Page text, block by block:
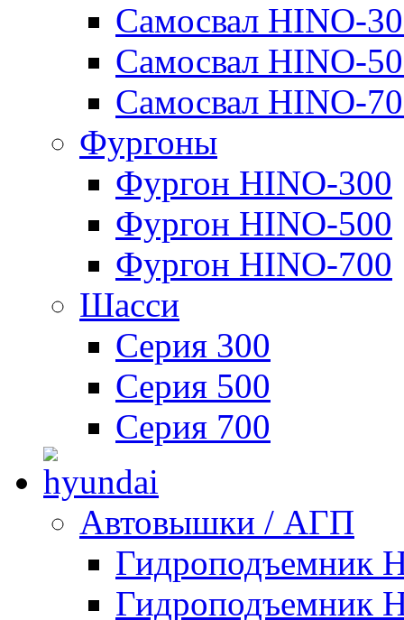
Самосвал HINO-
Самосвал HINO-
Самосвал HINO-
Фургоны
Фургон HINO-300
Фургон HINO-500
Фургон HINO-700
Шасси
Серия 300
Серия 500
Серия 700
Автовышки / АГП
Гидроподъемник
Гидроподъемник